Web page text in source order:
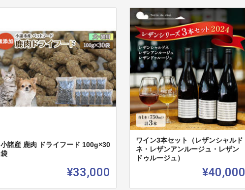
小諸産 鹿肉 ドライフード 100g×30
袋
¥33,000
ワイン3本セット（レザンシャルド
ネ・レザンアンルージュ・レザン
ドゥルージュ）
¥40,000